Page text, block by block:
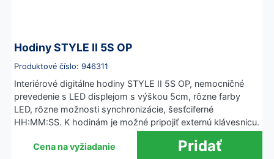
Hodiny STYLE II 5S OP
Produktové číslo: 946311
Interiérové digitálne hodiny STYLE II 5S OP, nemocničné
prevedenie s LED displejom s výškou 5cm, rôzne farby
LED, rôzne možnosti synchronizácie, šesťciferné
HH:MM:SS. K hodinám je možné pripojiť externú klávesnicu.
Cena na vyžiadanie